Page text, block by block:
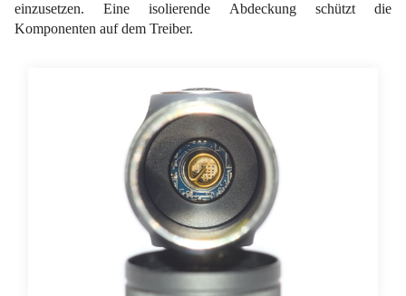
einzusetzen. Eine isolierende Abdeckung schützt die
Komponenten auf dem Treiber.